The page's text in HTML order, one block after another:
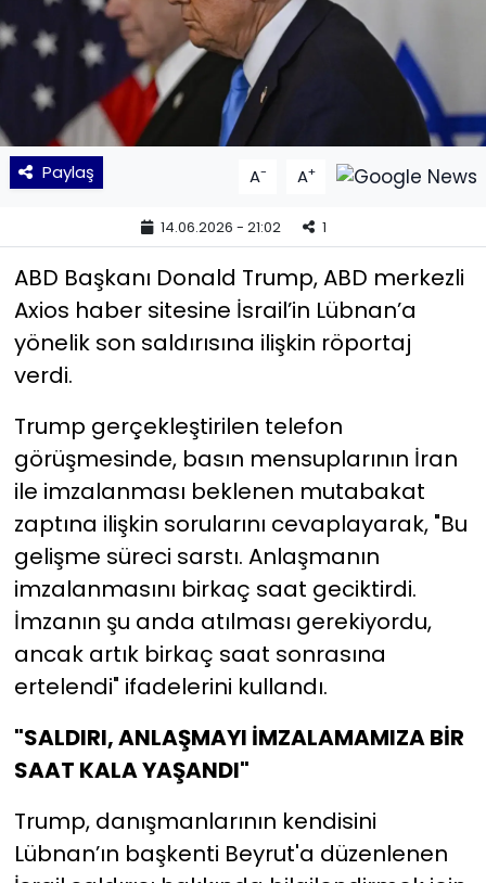
Paylaş A- A+
14.06.2026 - 21:02 1
ABD Başkanı Donald Trump, ABD merkezli
Axios haber sitesine İsrail’in Lübnan’a
yönelik son saldırısına ilişkin röportaj
verdi.
Trump gerçekleştirilen telefon
görüşmesinde, basın mensuplarının İran
ile imzalanması beklenen mutabakat
zaptına ilişkin sorularını cevaplayarak, "Bu
gelişme süreci sarstı. Anlaşmanın
imzalanmasını birkaç saat geciktirdi.
İmzanın şu anda atılması gerekiyordu,
ancak artık birkaç saat sonrasına
ertelendi" ifadelerini kullandı.
"SALDIRI, ANLAŞMAYI İMZALAMAMIZA BİR
SAAT KALA YAŞANDI"
Trump, danışmanlarının kendisini
Lübnan’ın başkenti Beyrut'a düzenlenen
SPOR
TEKNOLOJİ
Yaşam
YEREL POLİTİKA
YEREL YÖNETİMLER
Yurt